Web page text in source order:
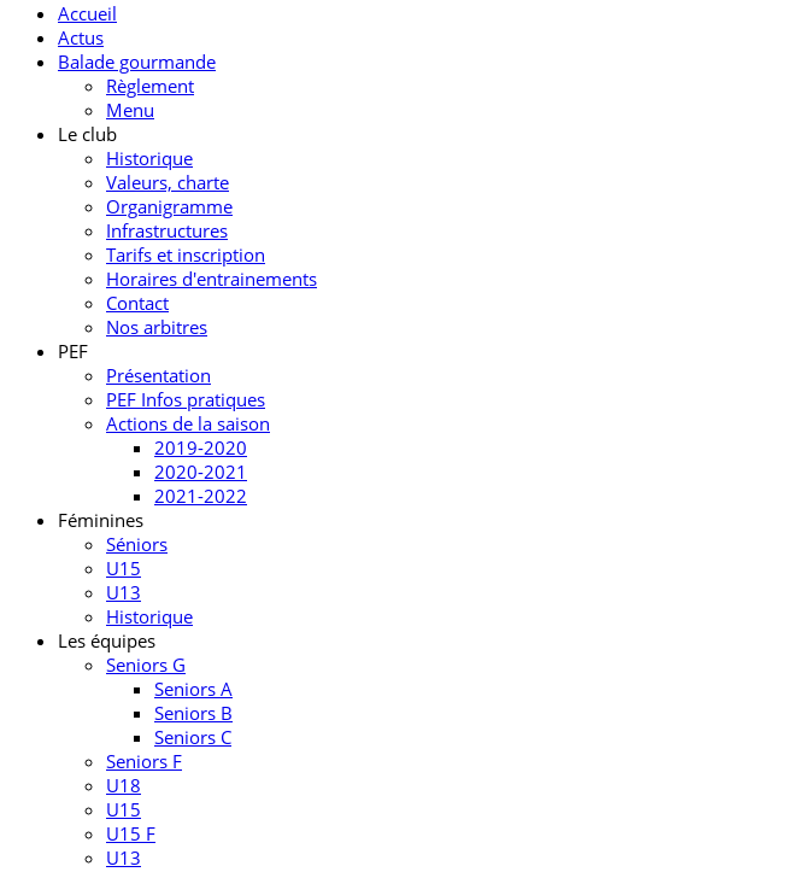
Accueil
Actus
Balade gourmande
Règlement
Menu
Le club
Historique
Valeurs, charte
Organigramme
Infrastructures
Tarifs et inscription
Horaires d'entrainements
Contact
Nos arbitres
PEF
Présentation
PEF Infos pratiques
Actions de la saison
2019-2020
2020-2021
2021-2022
Féminines
Séniors
U15
U13
Historique
Les équipes
Seniors G
Seniors A
Seniors B
Seniors C
Seniors F
U18
U15
U15 F
U13